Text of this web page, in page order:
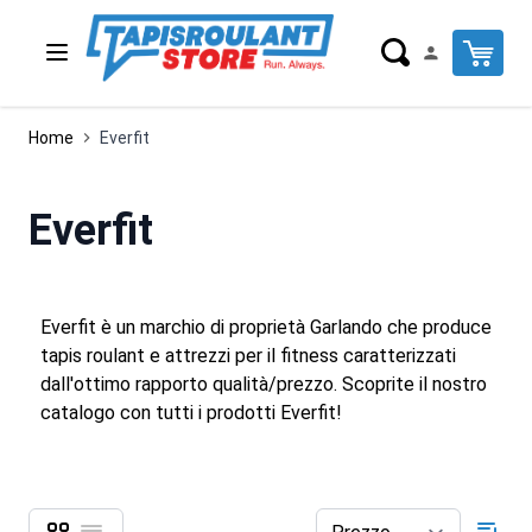
Salta al contenuto
Cart
Home Everfit
Everfit
Everfit è un marchio di proprietà Garlando che produce
tapis roulant e attrezzi per il fitness caratterizzati
dall'ottimo rapporto qualità/prezzo. Scoprite il nostro
catalogo con tutti i prodotti Everfit!